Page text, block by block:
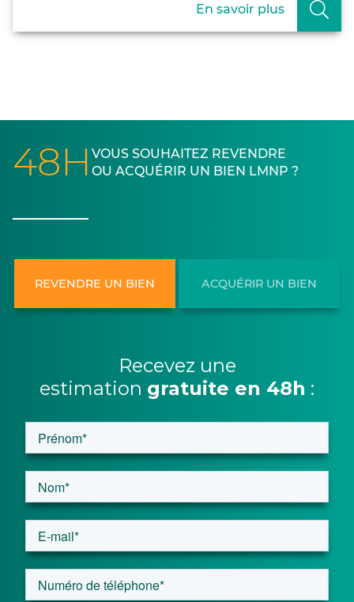
En savoir plus
48H VOUS SOUHAITEZ REVENDRE
OU ACQUÉRIR UN BIEN LMNP ?
REVENDRE UN BIEN ACQUÉRIR UN BIEN